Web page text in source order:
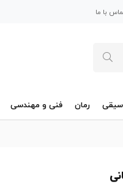
با ما
رمان فنی و مهندسی